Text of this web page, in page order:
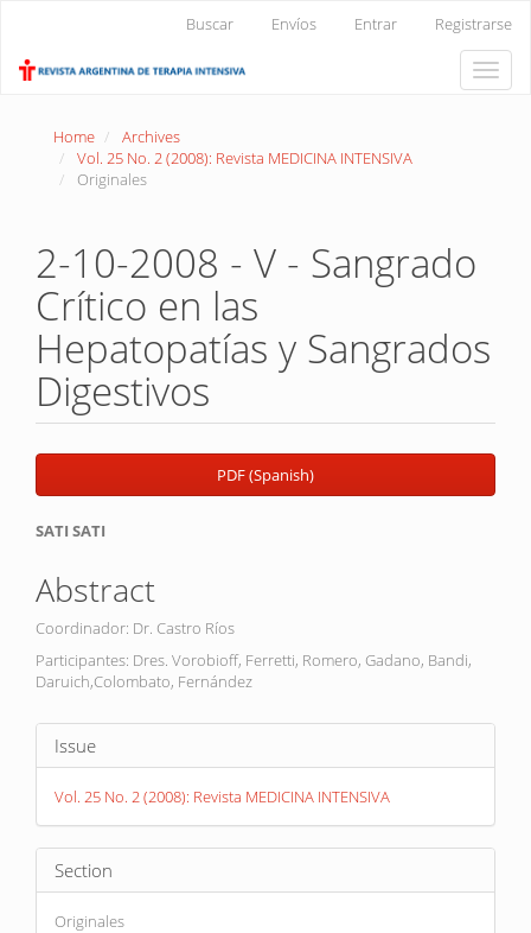
Content
Buscar Envíos Entrar Registrarse
Toggle
Home
Archives
Vol. 25 No. 2 (2008): Revista MEDICINA INTENSIVA
Originales
2-10-2008 - V - Sangrado
Crítico en las
Hepatopatías y Sangrados
Digestivos
Article
Sidebar
PDF (Spanish)
Main
Article
Content
SATI SATI
Abstract
Coordinador: Dr. Castro Ríos
Participantes: Dres. Vorobioff, Ferretti, Romero, Gadano, Bandi,
Daruich,Colombato, Fernández
Article
Details
Issue
Vol. 25 No. 2 (2008): Revista MEDICINA INTENSIVA
Section
Originales